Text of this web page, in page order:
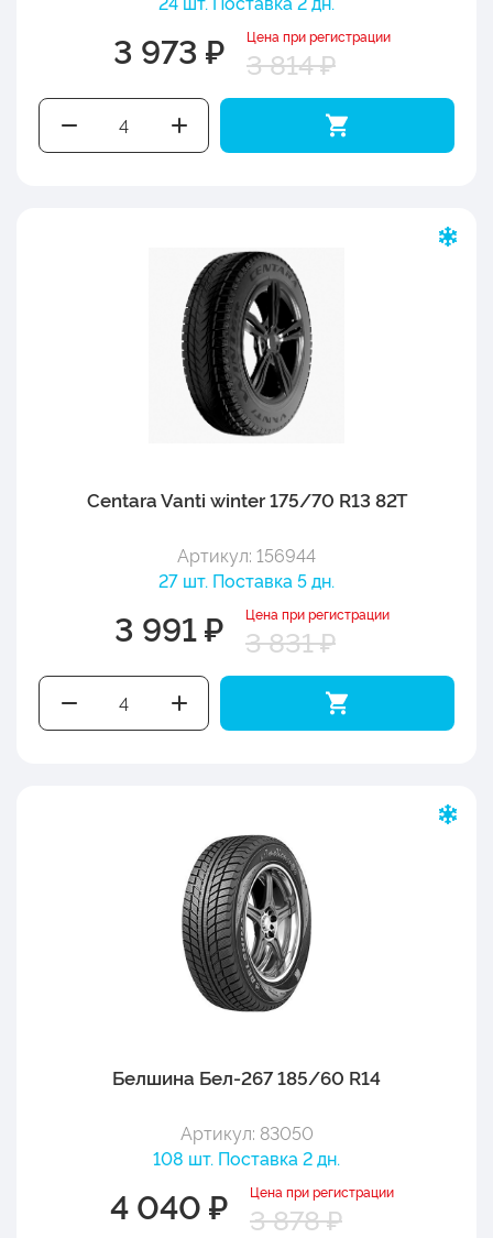
3 973 ₽ Цена при регистрации
3 814 ₽
Centara Vanti winter 175/70 R13 82T
Артикул: 156944
27 шт. Поставка 5 дн.
3 991 ₽ Цена при регистрации
3 831 ₽
Белшина Бел-267 185/60 R14
Артикул: 83050
108 шт. Поставка 2 дн.
4 040 ₽ Цена при регистрации
3 878 ₽